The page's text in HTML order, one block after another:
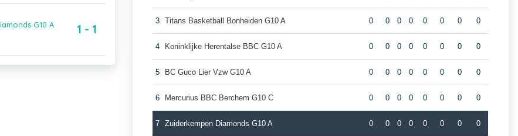
G10 A 1 - 1
3 Titans Basketball Bonheiden G10 A 0 0 0 0 0 0 0 0
4 Koninklijke Herentalse BBC G10 A 0 0 0 0 0 0 0 0
5 BC Guco Lier Vzw G10 A 0 0 0 0 0 0 0 0
6 Mercurius BBC Berchem G10 C 0 0 0 0 0 0 0 0
7 Zuiderkempen Diamonds G10 A 0 0 0 0 0 0 0 0